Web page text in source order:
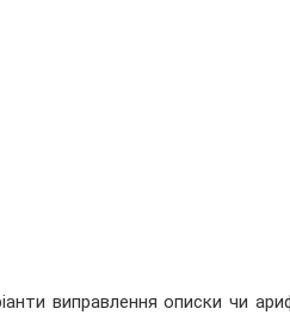
виправлення описки чи